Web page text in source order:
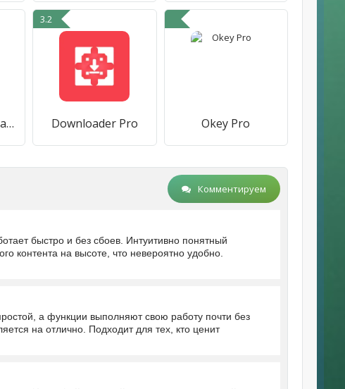
InstSave: Downloader for IG
3.2
Downloader Pro Okey Pro
Комментируем
быстро и без сбоев. Интуитивно понятный
контента на высоте, что невероятно удобно.
а функции выполняют свою работу почти без
на отлично. Подходит для тех, кто ценит